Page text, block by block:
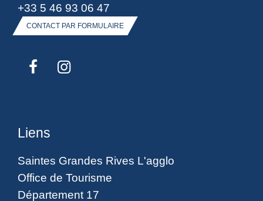
+33 5 46 93 06 47
CONTACT PAR FORMULAIRE
Liens
Saintes Grandes Rives L'agglo
Office de Tourisme
Département 17